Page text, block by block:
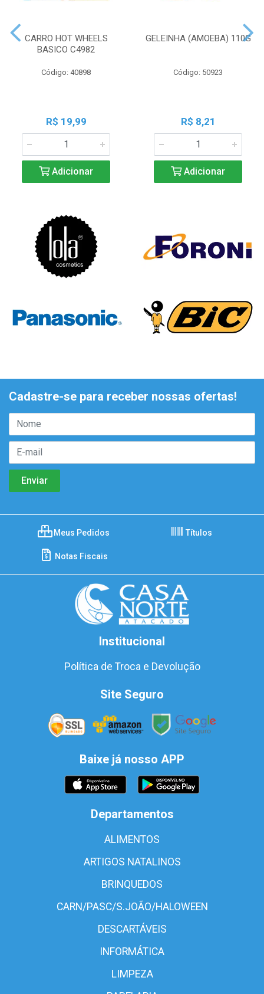
CARRO HOT WHEELS
BASICO C4982
Código: 40898
R$ 19,99
Adicionar
GELEINHA (AMOEBA) 110G
Código: 50923
R$ 8,21
Adicionar
Cadastre-se para receber nossas ofertas!
Meus Pedidos Títulos
Notas Fiscais
Institucional
Política de Troca e Devolução
Site Seguro
Baixe já nosso APP
Departamentos
ALIMENTOS
ARTIGOS NATALINOS
BRINQUEDOS
CARN/PASC/S.JOÃO/HALOWEEN
DESCARTÁVEIS
INFORMÁTICA
LIMPEZA